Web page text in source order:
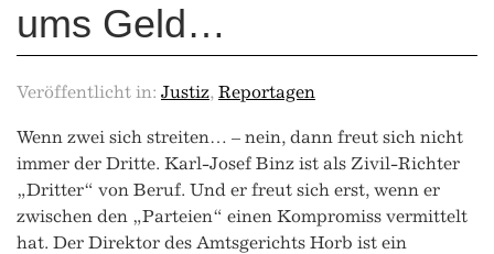
ums Geld…
Veröffentlicht in: Justiz, Reportagen
Wenn zwei sich streiten… – nein, dann freut sich nicht
immer der Dritte. Karl-Josef Binz ist als Zivil-Richter
„Dritter“ von Beruf. Und er freut sich erst, wenn er
zwischen den „Parteien“ einen Kompromiss vermittelt
hat. Der Direktor des Amtsgerichts Horb ist ein